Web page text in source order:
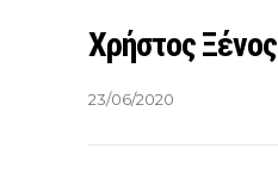
Χρήστος Ξένος
23/06/2020